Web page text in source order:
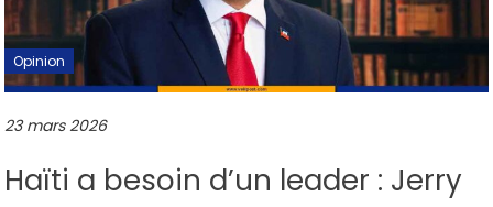
Opinion
23 mars 2026
Haïti a besoin d’un leader : Jerry